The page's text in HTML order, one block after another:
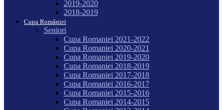
2019-2020
2018-2019
Cupa României
Seniori
Cupa Romaniei 2021-2022
Cupa Romaniei 2020-2021
Cupa Romaniei 2019-2020
Cupa Romaniei 2018-2019
Cupa Romaniei 2017-2018
Cupa Romaniei 2016-2017
Cupa Romaniei 2015-2016
Cupa Romaniei 2014-2015